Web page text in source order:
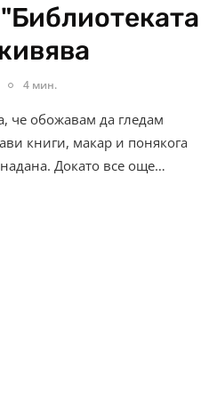
4 мин.
че обожавам да гледам
книги, макар и понякога
Докато все още…